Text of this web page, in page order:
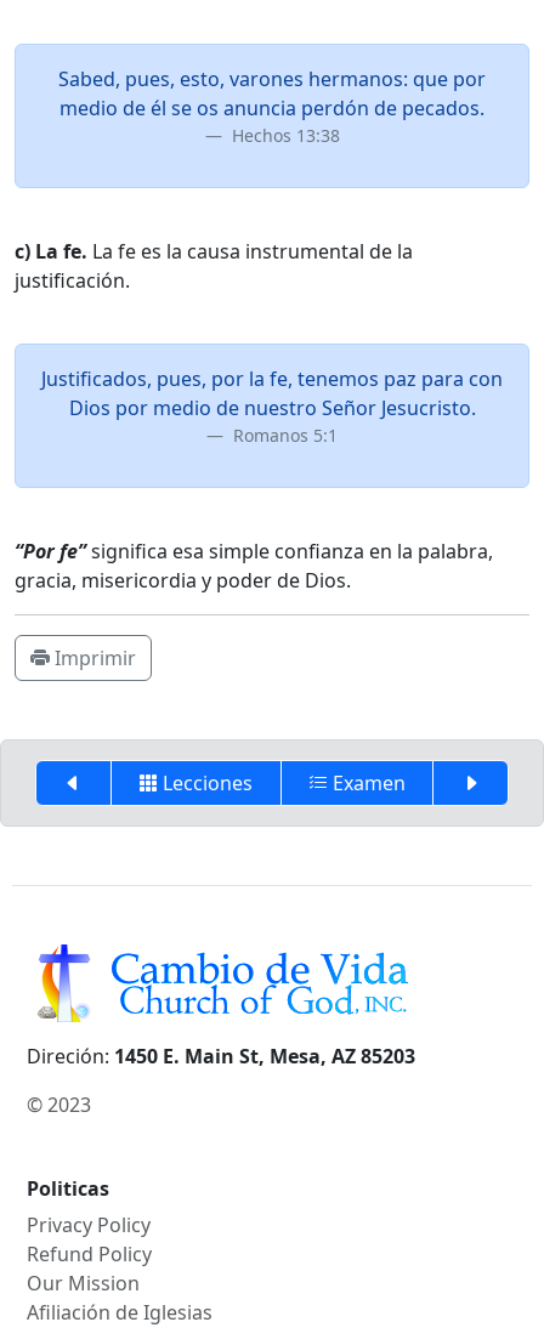
Sabed, pues, esto, varones hermanos: que por
medio de él se os anuncia perdón de pecados.
Hechos 13:38
c) La fe. La fe es la causa instrumental de la
justificación.
Justificados, pues, por la fe, tenemos paz para con
Dios por medio de nuestro Señor Jesucristo.
Romanos 5:1
“Por fe”significa esa simple confianza en la palabra,
gracia, misericordia y poder de Dios.
Imprimir
Lecciones Examen
Direción: 1450 E. Main St, Mesa, AZ 85203
© 2023
Politicas
Privacy Policy
Refund Policy
Our Mission
Afiliación de Iglesias